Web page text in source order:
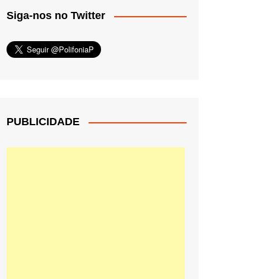
Siga-nos no Twitter
PUBLICIDADE